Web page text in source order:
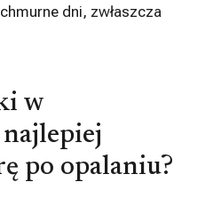
dni, zwłaszcza
w
po opalaniu?